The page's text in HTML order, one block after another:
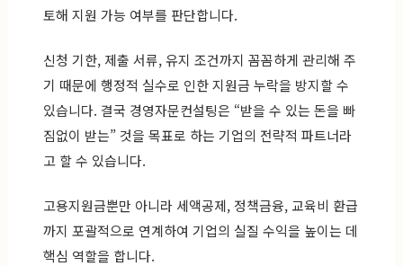
토해 지원 가능 여부를 판단합니다.
신청 기한, 제출 서류, 유지 조건까지 꼼꼼하게 관리해 주
기 때문에 행정적 실수로 인한 지원금 누락을 방지할 수
있습니다. 결국 경영자문컨설팅은 “받을 수 있는 돈을 빠
짐없이 받는” 것을 목표로 하는 기업의 전략적 파트너라
고 할 수 있습니다.
고용지원금뿐만 아니라 세액공제, 정책금융, 교육비 환급
까지 포괄적으로 연계하여 기업의 실질 수익을 높이는 데
핵심 역할을 합니다.